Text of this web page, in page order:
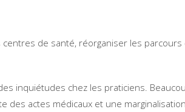
de santé, réorganiser les
inquiétudes chez les praticiens.
des actes médicaux et une marginalisation